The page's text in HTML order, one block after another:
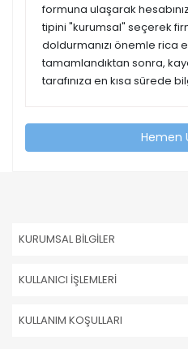
formuna ulaşarak
tipini "kurumsal" seçerek
doldurmanızı önemle rica
tamamlandıktan sonra,
tarafınıza en kısa sürede
Hemen
KURUMSAL BİLGİLER
KULLANICI İŞLEMLERİ
KULLANIM KOŞULLARI